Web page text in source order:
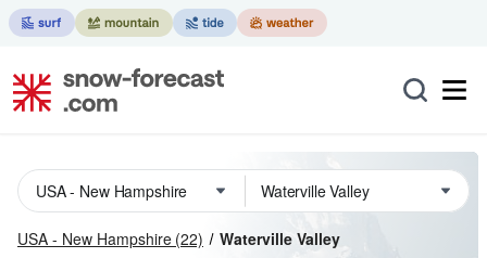
USA - New Hampshire (22) Waterville Valley